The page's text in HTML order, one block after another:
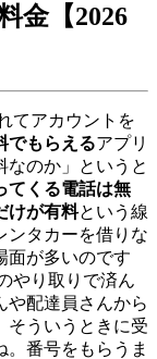
金【2026
てアカウントを
でもらえるアプリ
なのか」というと
てくる電話は無
けが有料という線
ンタカーを借りな
面が多いのです
やり取りで済ん
や配達員さんから
そういうときに受
番号をもらうま